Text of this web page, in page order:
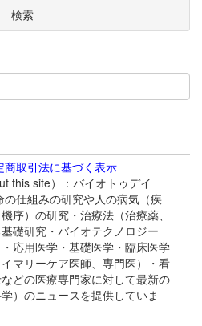
検索
商取引法に基づく表示
this site）：バイオトゥデイ
の仕組みの研究や人の病気（疾
序）の研究・治療法（治療薬、
礎研究・バイオテクノロジー
応用医学・基礎医学・臨床医学
マリーケア医師、専門医）・看
どの医療専門家に対して最新の
）のニュースを提供していま